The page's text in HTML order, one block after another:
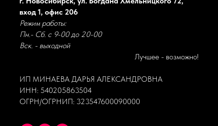
вход 1, офис 206
Режим работы:
Пн.- Сб. с 9-00 до 20-00
Вск. - выходной
Лучшее - возможно!
ИП МИНАЕВА ДАРЬЯ АЛЕКСАНДРОВНА
ИНН: 540205863504
ОГРН/ОГРНИП: 323547600090000